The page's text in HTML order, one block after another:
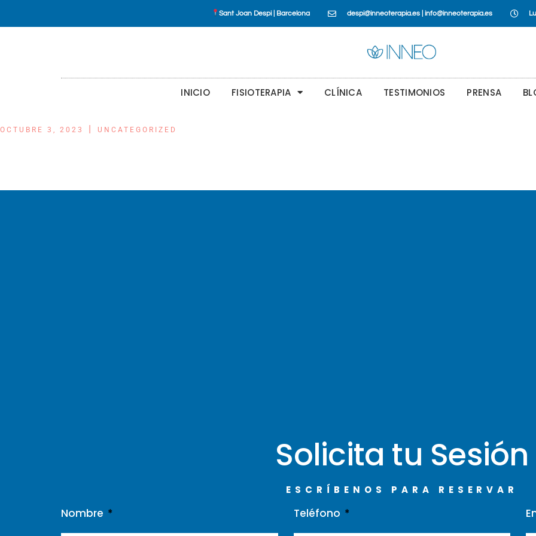
Sant Joan Despi | Barcelona despi@inneoterapia.es | info@inneoterapia.es
INICIO FISIOTERAPIA CLÍNICA TESTIMONIOS PRENSA
OCTUBRE 3, 2023 UNCATEGORIZED
Solicita tu Sesión
ESCRÍBENOS PARA RESERVAR
Nombre Teléfono